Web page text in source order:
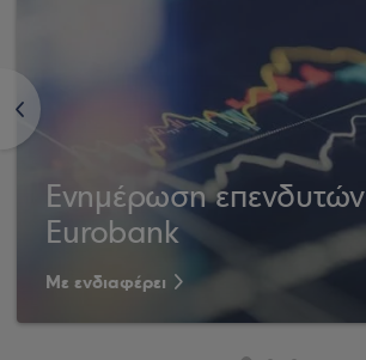
<
Ενημέρωση επενδυτών
Eurobank
Με ενδιαφέρει